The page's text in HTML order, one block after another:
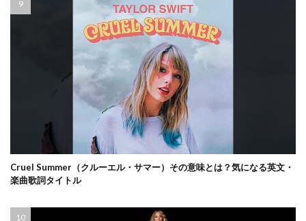
Cruel Summer（クルーエル・サマー）その意味とは？気になる英文・
楽曲歌詞タイトル